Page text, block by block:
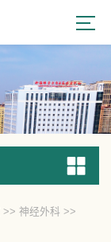
>> 神经外科 >>